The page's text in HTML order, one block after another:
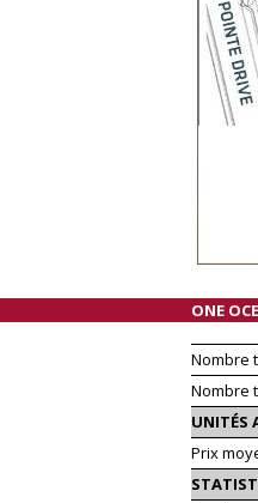
ONE
Nombre
Nombre
UNITÉS
Prix